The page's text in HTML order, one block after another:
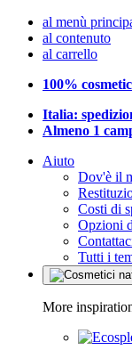
al menù
al contenuto
al carrello
100%
Italia:
Almeno 1
Aiuto
Dov'è il
Costi di
Opzioni
Tutti i
More